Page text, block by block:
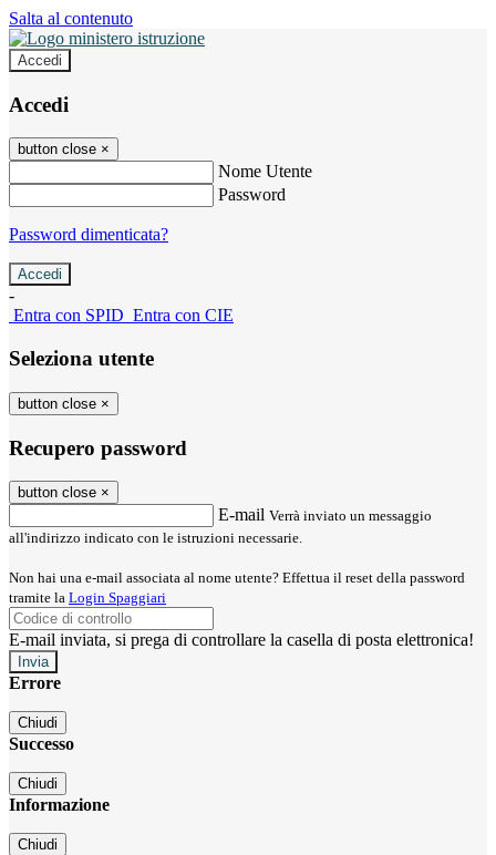
Salta al contenuto
Accedi
Accedi
button close ×
Nome Utente
Password
Password dimenticata?
-
Entra con SPID Entra con CIE
Seleziona utente
button close ×
Recupero password
button close ×
E-mail Verrà inviato un messaggio
all'indirizzo indicato con le istruzioni necessarie.
Non hai una e-mail associata al nome utente? Effettua il reset della password
tramite la Login Spaggiari
E-mail inviata, si prega di controllare la casella di posta elettronica!
Errore
Chiudi
Successo
Chiudi
Informazione
Chiudi